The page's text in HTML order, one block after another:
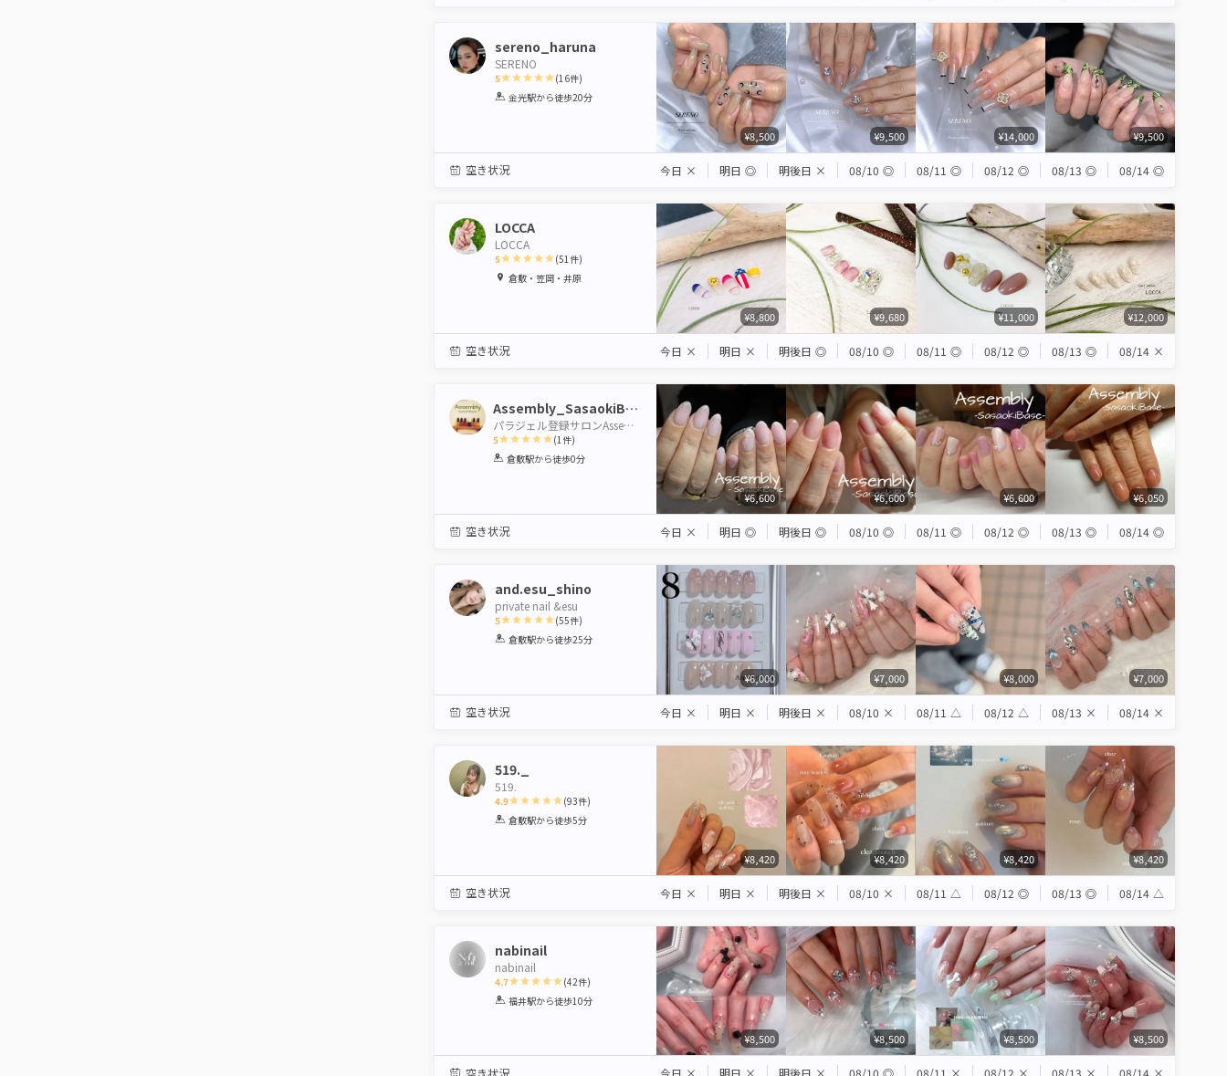
sereno_haruna
SERENO
5
1 2 3 4 5
(16件)
金光駅から徒歩20分
¥8,500 ¥9,500 ¥14,000 ¥9,500
空き状況 今日 × 明日 ◎ 明後日 × 08/10 ◎ 08/11 ◎ 08/12 ◎ 08/13 ◎ 08/14 ◎
LOCCA
LOCCA
5
1 2 3 4 5
(51 件)
倉敷・笠岡・井原
¥8,800 ¥9,680 ¥11,000 ¥12,000
空き状況 今日 × 明日 × 明後日 ◎ 08/10 ◎ 08/11 ◎ 08/12 ◎ 08/13 ◎ 08/14 ×
Assembly_SasaokiBase_
パラジェル登録サロンAssembly-SasaokiBase
5
1 2 3 4 5
(1 件)
倉敷駅から徒歩0分
¥6,600 ¥6,600 ¥6,600 ¥6,050
空き状況 今日 × 明日 ◎ 明後日 ◎ 08/10 ◎ 08/11 ◎ 08/12 ◎ 08/13 ◎ 08/14 ◎
and.esu_shino
private nail &esu
5
1 2 3 4 5
(55件)
倉敷駅から徒歩25分
¥6,000 ¥7,000 ¥8,000 ¥7,000
空き状況 今日 × 明日 × 明後日 × 08/10 × 08/11 △ 08/12 △ 08/13 × 08/14 ×
519._
519.
4.9
1 2 3 4 5
(93件)
倉敷駅から徒歩5分
¥8,420 ¥8,420 ¥8,420 ¥8,420
空き状況 今日 × 明日 × 明後日 × 08/10 × 08/11 △ 08/12 ◎ 08/13 ◎ 08/14 △
nabinail
nabinail
4.7
1 2 3 4 5
(42件)
福井駅から徒歩10分
¥8,500 ¥8,500 ¥8,500 ¥8,500
空き状況